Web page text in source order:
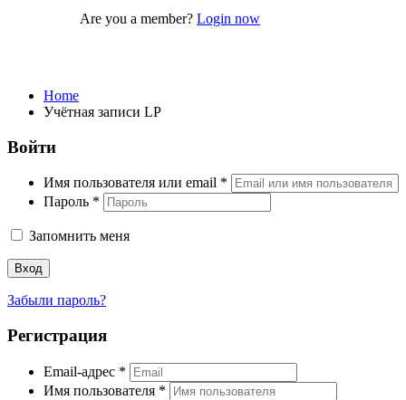
Are you a member? Login now
Home
Учётная записи LP
Войти
Имя пользователя или email *
Пароль *
Запомнить меня
Вход
Забыли пароль?
Регистрация
Email-адрес *
Имя пользователя *